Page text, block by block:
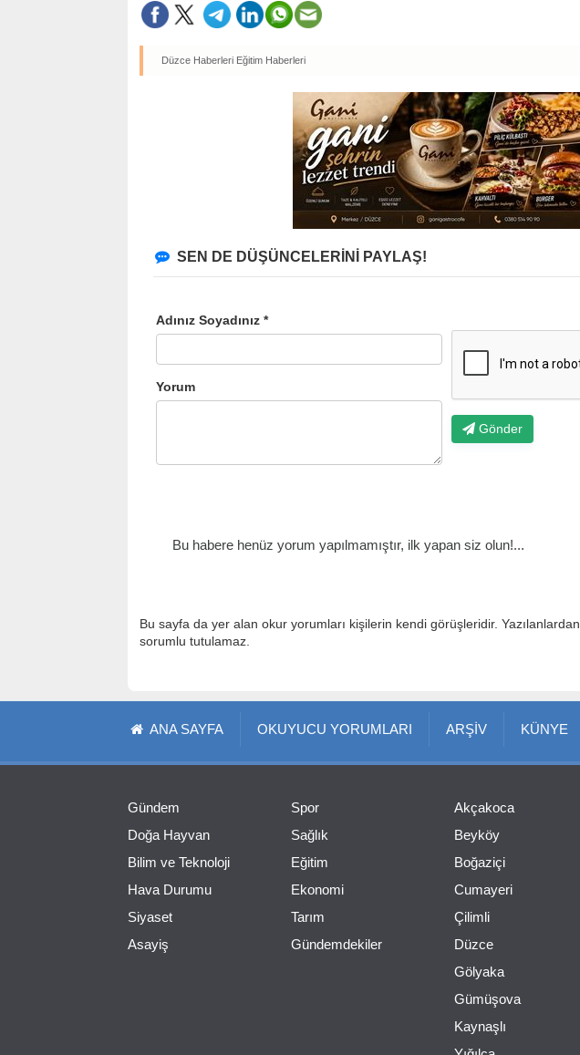
Düzce Haberleri Eğitim Haberleri
SEN DE DÜŞÜNCELERİNİ PAYLAŞ!
Adınız Soyadınız *
Yorum
Gönder
Bu habere henüz yorum yapılmamıştır, ilk yapan siz olun!...
Bu sayfa da yer alan okur yorumları kişilerin kendi görüşleridir. Yazılanlardan
sorumlu tutulamaz.
ANA SAYFA OKUYUCU YORUMLARI ARŞİV KÜNYE
Gündem
Doğa Hayvan
Bilim ve Teknoloji
Hava Durumu
Siyaset
Asayiş
Spor
Sağlık
Eğitim
Ekonomi
Tarım
Gündemdekiler
Akçakoca
Beyköy
Boğaziçi
Cumayeri
Çilimli
Düzce
Gölyaka
Gümüşova
Kaynaşlı